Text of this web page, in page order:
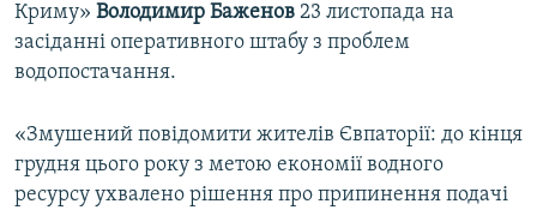
Криму» Володимир Баженов 23 листопада на
засіданні оперативного штабу з проблем
водопостачання.
«Змушений повідомити жителів Євпаторії: до кінця
грудня цього року з метою економії водного
ресурсу ухвалено рішення про припинення подачі